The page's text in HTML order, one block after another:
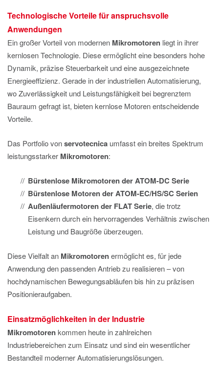
Technologische Vorteile für anspruchsvolle
Anwendungen
Ein großer Vorteil von modernen Mikromotoren liegt in ihrer
kernlosen Technologie. Diese ermöglicht eine besonders hohe
Dynamik, präzise Steuerbarkeit und eine ausgezeichnete
Energieeffizienz. Gerade in der industriellen Automatisierung,
wo Zuverlässigkeit und Leistungsfähigkeit bei begrenztem
Bauraum gefragt ist, bieten kernlose Motoren entscheidende
Vorteile.
Das Portfolio vonservotecnica umfasst ein breites Spektrum
leistungsstarker Mikromotoren:
Bürstenlose Mikromotoren der ATOM-DC Serie
Bürstenlose Motoren der ATOM-EC/HS/SC Serien
Außenläufermotoren der FLAT Serie, die trotz
Eisenkern durch ein hervorragendes Verhältnis zwischen
Leistung und Baugröße überzeugen.
Diese Vielfalt an Mikromotorenermöglicht es, für jede
Anwendung den passenden Antrieb zu realisieren – von
hochdynamischen Bewegungsabläufen bis hin zu präzisen
Positionieraufgaben.
Einsatzmöglichkeiten in der Industrie
Mikromotorenkommen heute in zahlreichen
Industriebereichen zum Einsatz und sind ein wesentlicher
Bestandteil moderner Automatisierungslösungen.